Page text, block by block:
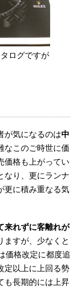
ログですが
が気になるのは中
なこのご時世に価
価格も上がってい
なり、更にランナ
更に積み重なる気
来れずに客離れが
ますが、少なくと
価格改定に都度追
定以上に上回る勢
も長期的には上昇